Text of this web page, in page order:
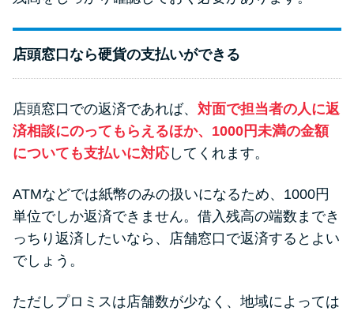
店頭窓口なら硬貨の支払いができる
店頭窓口での返済であれば、 対面で担当者の人に返
済相談にのってもらえるほか、1000円未満の金額
についても支払いに対応してくれます。
ATMなどでは紙幣のみの扱いになるため、1000円
単位でしか返済できません。借入残高の端数までき
っちり返済したいなら、店舗窓口で返済するとよい
でしょう。
ただしプロミスは店舗数が少なく、地域によっては